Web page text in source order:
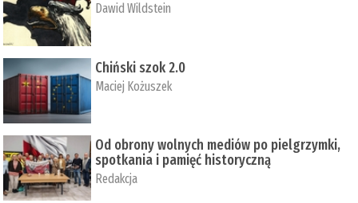
Dawid Wildstein
Chiński szok 2.0
Maciej Kożuszek
Od obrony wolnych mediów po pielgrzymki,
spotkania i pamięć historyczną
Redakcja